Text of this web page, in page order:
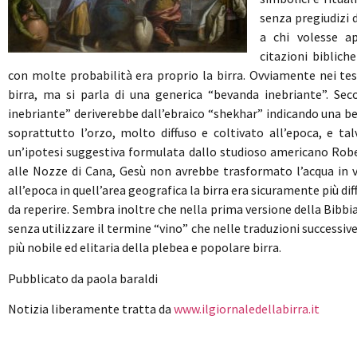
senza pregiudizi
a chi volesse
citazioni
con molte probabilità era proprio la birra. Ovviamente nei
birra, ma si parla di una generica “bevanda inebriante”.
inebriante” deriverebbe dall’ebraico “shekhar” indicando
soprattutto l’orzo, molto diffuso e coltivato all’epoca, e
un’ipotesi suggestiva formulata dallo studioso americano
alle Nozze di Cana, Gesù non avrebbe trasformato l’acqua
all’epoca in quell’area geografica la birra era sicuramente più
da reperire. Sembra inoltre che nella prima versione della
senza utilizzare il termine “vino” che nelle traduzioni
più nobile ed elitaria della plebea e popolare birra.
Pubblicato da paola baraldi
Notizia liberamente tratta da www.ilgiornaledellabirra.it